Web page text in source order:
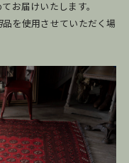
お届けいたします。
品を使用させていただく場